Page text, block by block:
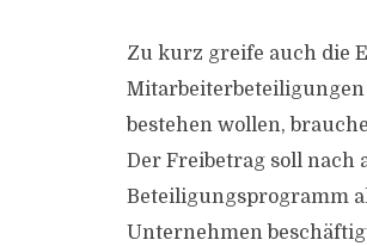
Zu kurz greife auch die
Mitarbeiterbeteiligungen
bestehen wollen,
Der Freibetrag soll nach
Beteiligungsprogramm
Unternehmen